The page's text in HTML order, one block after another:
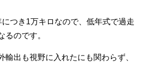
つき1万キロなので、低年式で過走
るのです。
輸出も視野に入れたにも関わらず、